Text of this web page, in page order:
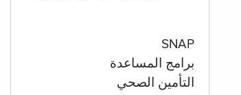
SNAP
برامج المساعدة
التأمين الصحي